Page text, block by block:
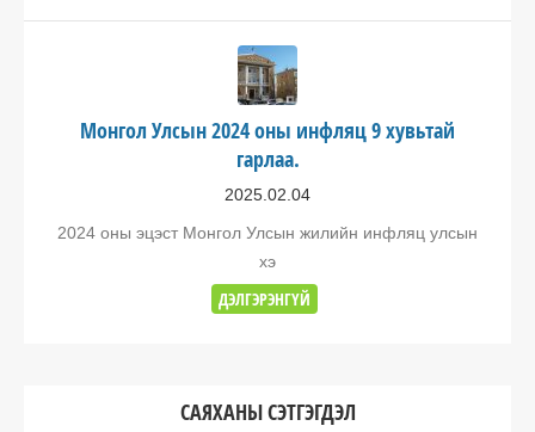
Монгол Улсын 2024 оны инфляц 9 хувьтай
гарлаа.
2025.02.04
2024 оны эцэст Монгол Улсын жилийн инфляц улсын
хэ
ДЭЛГЭРЭНГҮЙ
САЯХАНЫ СЭТГЭГДЭЛ